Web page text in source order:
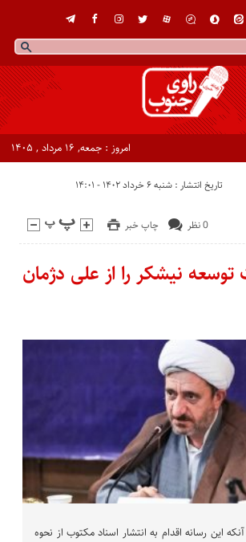
امروز : جمعه, ۱۶ مرداد , ۱۴۰۵
تاریخ انتشار : شنبه ۶ خرداد ۱۴۰۲ - ۱۴:۰۱
چاپ خبر 0 نظر
نیشکر را از علی دژمان
این رسانه اقدام به انتشار اسناد مکتوب از نحوه